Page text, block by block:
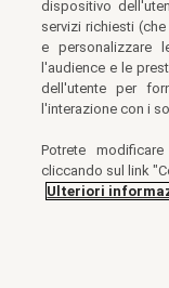
dispositivo
servizi richiesti
e personalizzare
l'audience e le
dell'utente per
l'interazione con i
Potrete
cliccando sul link
Ulteriori